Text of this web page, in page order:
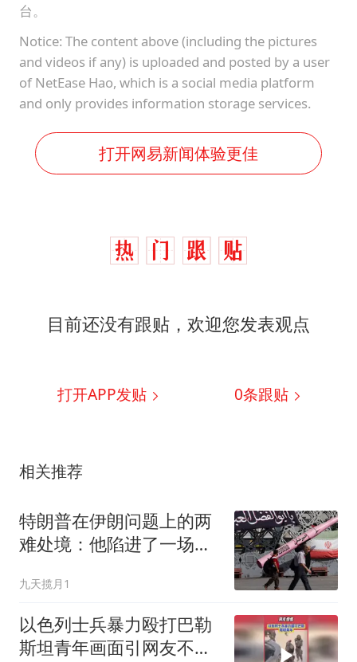
台。
Notice: The content above (including the pictures
and videos if any) is uploaded and posted by a user
of NetEase Hao, which is a social media platform
and only provides information storage services.
打开网易新闻体验更佳
目前还没有跟贴，欢迎您发表观点
打开APP发贴 0条跟贴
相关推荐
特朗普在伊朗问题上的两
难处境：他陷进了一场看
九天揽月1
以色列士兵暴力殴打巴勒
斯坦青年画面引网友不